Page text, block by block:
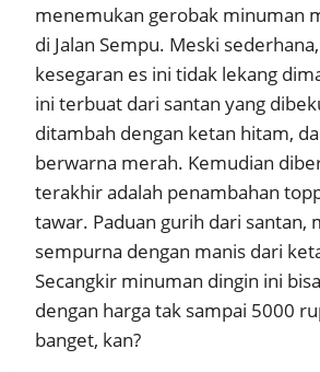
menemukan gerobak minuman
di Jalan Sempu. Meski
kesegaran es ini tidak lekang
ini terbuat dari santan yang
ditambah dengan ketan hitam,
berwarna merah. Kemudian
terakhir adalah penambahan
tawar. Paduan gurih dari santan,
sempurna dengan manis dari
Secangkir minuman dingin ini
dengan harga tak sampai 5000
banget, kan?